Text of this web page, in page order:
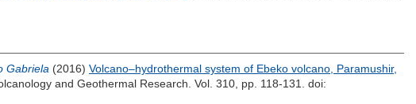
Gabriela (2016) Volcano–hydrothermal system of Ebeko volcano, Paramushir,
and Geothermal Research. Vol. 310, pp. 118-131. doi: